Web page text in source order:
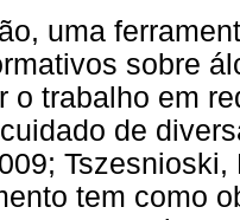
uma
sobre
o trabalho em
de
tem como